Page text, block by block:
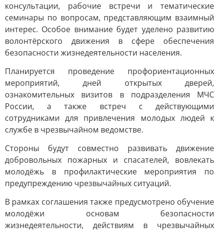
консультации, рабочие встречи и тематические
семинары по вопросам, представляющим взаимный
интерес. Особое внимание будет уделено развитию
волонтёрского движения в сфере обеспечения
безопасности жизнедеятельности населения.
Планируется проведение профориентационных
мероприятий, дней открытых дверей,
ознакомительных визитов в подразделения МЧС
России, а также встреч с действующими
сотрудниками для привлечения молодых людей к
службе в чрезвычайном ведомстве.
Стороны будут совместно развивать движение
добровольных пожарных и спасателей, вовлекать
молодёжь в профилактические мероприятия по
предупреждению чрезвычайных ситуаций.
В рамках соглашения также предусмотрено обучение
молодёжи основам безопасности
жизнедеятельности, действиям в чрезвычайных